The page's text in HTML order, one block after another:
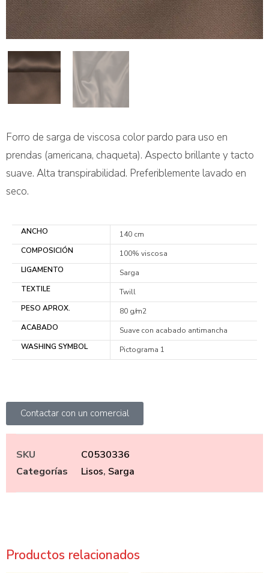
Forro de sarga de viscosa color pardo para uso en
prendas (americana, chaqueta). Aspecto brillante y tacto
suave. Alta transpirabilidad. Preferiblemente lavado en
seco.
ANCHO
140 cm
COMPOSICIÓN
100% viscosa
LIGAMENTO
Sarga
TEXTILE
Twill
PESO APROX.
80 g/m2
ACABADO
Suave con acabado antimancha
WASHING SYMBOL
Pictograma 1
Contactar con un comercial
SKU
C0530336
Categorías
Lisos, Sarga
Productos relacionados